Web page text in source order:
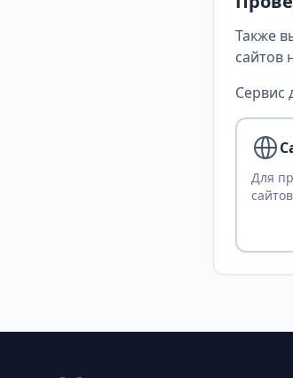
Также
сайтов
Сервис
Для